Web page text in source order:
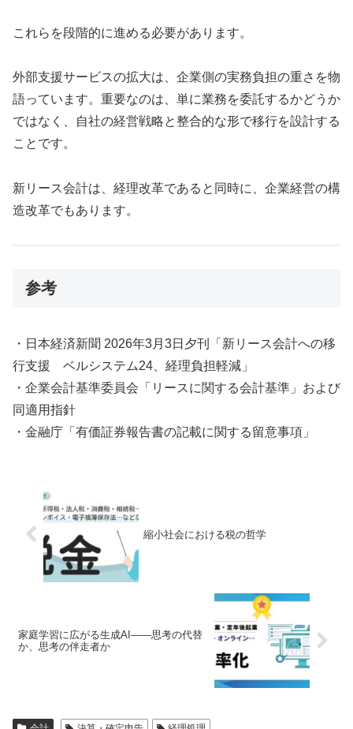
これらを段階的に進める必要があります。
外部支援サービスの拡大は、企業側の実務負担の重さを物
語っています。重要なのは、単に業務を委託するかどうか
ではなく、自社の経営戦略と整合的な形で移行を設計する
ことです。
新リース会計は、経理改革であると同時に、企業経営の構
造改革でもあります。
参考
・日本経済新聞 2026年3月3日夕刊「新リース会計への移
行支援 ベルシステム24、経理負担軽減」
・企業会計基準委員会「リースに関する会計基準」および
同適用指針
・金融庁「有価証券報告書の記載に関する留意事項」
縮小社会における税の哲学
家庭学習に広がる生成AI――思考の代替
か、思考の伴走者か